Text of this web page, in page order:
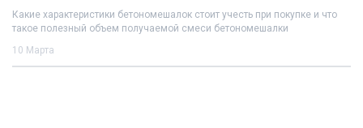
Какие характеристики бетономешалок стоит учесть при покупке и что
такое полезный объем получаемой смеси бетономешалки
10 Марта